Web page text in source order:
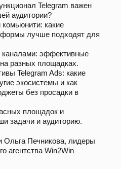
Telegram важен
аудитории?
какие
лучше подходят для
каналами: эффективные
разных площадках.
Telegram Ads: какие
экосистемы и как
без просадки в
площадок и
задачи и аудиторию.
Ольга Печникова, лидеры
агентства Win2Win